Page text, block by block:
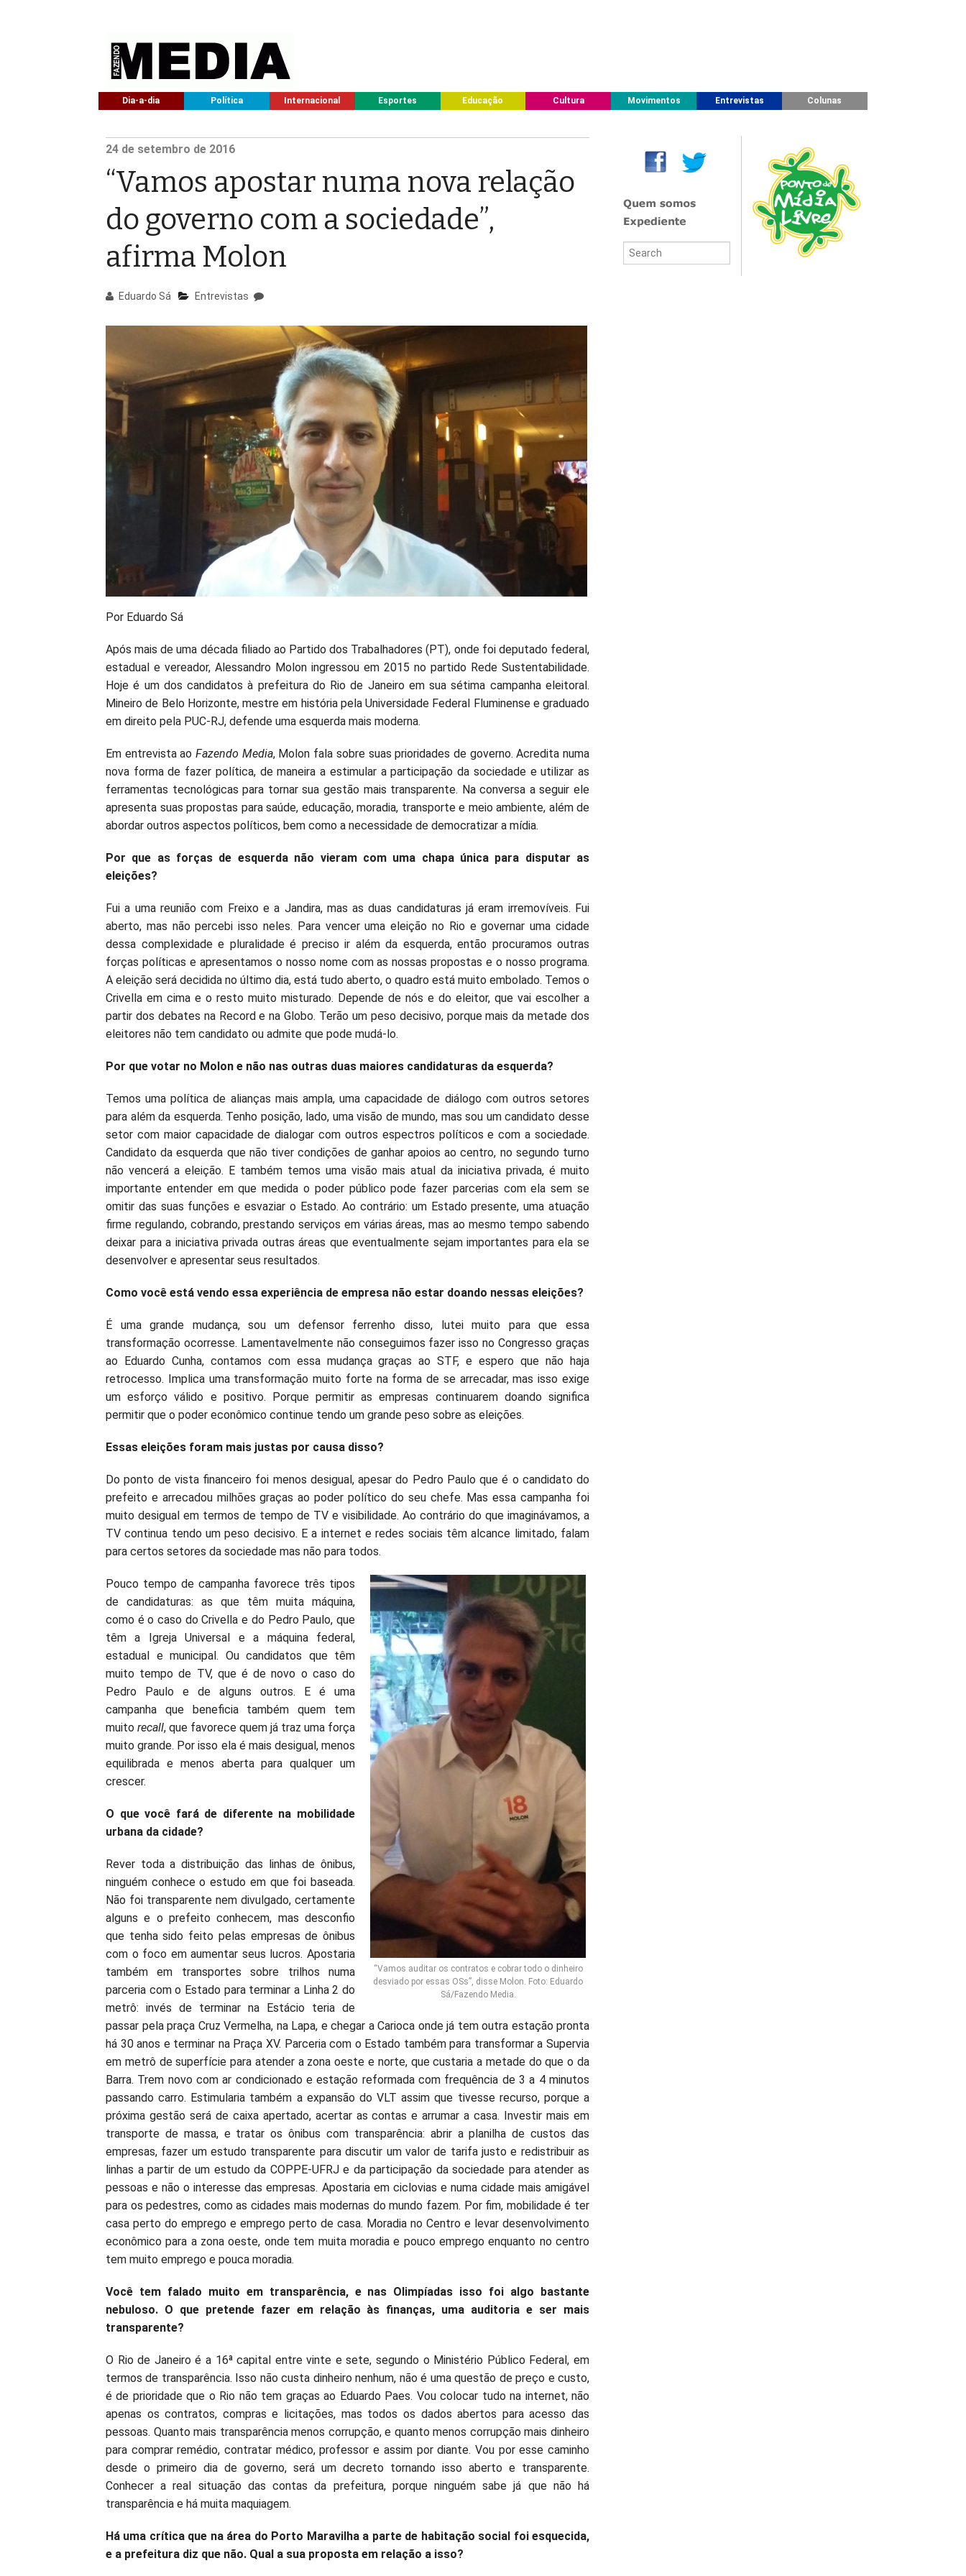
Dia-a-dia Política Internacional Esportes Educação Cultura Movimentos Entrevistas Colunas
24 de setembro de 2016
“Vamos apostar numa nova relação
do governo com a sociedade”,
afirma Molon
Eduardo Sá Entrevistas
Por Eduardo Sá
Após mais de uma década filiado ao Partido dos Trabalhadores (PT), onde foi deputado federal,
estadual e vereador, Alessandro Molon ingressou em 2015 no partido Rede Sustentabilidade.
Hoje é um dos candidatos à prefeitura do Rio de Janeiro em sua sétima campanha eleitoral.
Mineiro de Belo Horizonte, mestre em história pela Universidade Federal Fluminense e graduado
em direito pela PUC-RJ, defende uma esquerda mais moderna.
Em entrevista aoFazendo Media, Molon fala sobre suas prioridades de governo. Acredita numa
nova forma de fazer política, de maneira a estimular a participação da sociedade e utilizar as
ferramentas tecnológicas para tornar sua gestão mais transparente. Na conversa a seguir ele
apresenta suas propostas para saúde, educação, moradia, transporte e meio ambiente, além de
abordar outros aspectos políticos, bem como a necessidade de democratizar a mídia.
Por que as forças de esquerda não vieram com uma chapa única para disputar as
eleições?
Fui a uma reunião com Freixo e a Jandira, mas as duas candidaturas já eram irremovíveis. Fui
aberto, mas não percebi isso neles. Para vencer uma eleição no Rio e governar uma cidade
dessa complexidade e pluralidade é preciso ir além da esquerda, então procuramos outras
forças políticas e apresentamos o nosso nome com as nossas propostas e o nosso programa.
A eleição será decidida no último dia, está tudo aberto, o quadro está muito embolado. Temos o
Crivella em cima e o resto muito misturado. Depende de nós e do eleitor, que vai escolher a
partir dos debates na Record e na Globo. Terão um peso decisivo, porque mais da metade dos
eleitores não tem candidato ou admite que pode mudá-lo.
Por que votar no Molon e não nas outras duas maiores candidaturas da esquerda?
Temos uma política de alianças mais ampla, uma capacidade de diálogo com outros setores
para além da esquerda. Tenho posição, lado, uma visão de mundo, mas sou um candidato desse
setor com maior capacidade de dialogar com outros espectros políticos e com a sociedade.
Candidato da esquerda que não tiver condições de ganhar apoios ao centro, no segundo turno
não vencerá a eleição. E também temos uma visão mais atual da iniciativa privada, é muito
importante entender em que medida o poder público pode fazer parcerias com ela sem se
omitir das suas funções e esvaziar o Estado. Ao contrário: um Estado presente, uma atuação
firme regulando, cobrando, prestando serviços em várias áreas, mas ao mesmo tempo sabendo
deixar para a iniciativa privada outras áreas que eventualmente sejam importantes para ela se
desenvolver e apresentar seus resultados.
Como você está vendo essa experiência de empresa não estar doando nessas eleições?
É uma grande mudança, sou um defensor ferrenho disso, lutei muito para que essa
transformação ocorresse. Lamentavelmente não conseguimos fazer isso no Congresso graças
ao Eduardo Cunha, contamos com essa mudança graças ao STF, e espero que não haja
retrocesso. Implica uma transformação muito forte na forma de se arrecadar, mas isso exige
um esforço válido e positivo. Porque permitir as empresas continuarem doando significa
permitir que o poder econômico continue tendo um grande peso sobre as eleições.
Essas eleições foram mais justas por causa disso?
Do ponto de vista financeiro foi menos desigual, apesar do Pedro Paulo que é o candidato do
prefeito e arrecadou milhões graças ao poder político do seu chefe. Mas essa campanha foi
muito desigual em termos de tempo de TV e visibilidade. Ao contrário do que imaginávamos, a
TV continua tendo um peso decisivo. E a internet e redes sociais têm alcance limitado, falam
para certos setores da sociedade mas não para todos.
“Vamos auditar os contratos e cobrar todo o dinheiro
desviado por essas OSs”, disse Molon. Foto: Eduardo
Sá/Fazendo Media.
Pouco tempo de campanha favorece três tipos
de candidaturas: as que têm muita máquina,
como é o caso do Crivella e do Pedro Paulo, que
têm a Igreja Universal e a máquina federal,
estadual e municipal. Ou candidatos que têm
muito tempo de TV, que é de novo o caso do
Pedro Paulo e de alguns outros. E é uma
campanha que beneficia também quem tem
muito recall, que favorece quem já traz uma força
muito grande. Por isso ela é mais desigual, menos
equilibrada e menos aberta para qualquer um
crescer.
O que você fará de diferente na mobilidade
urbana da cidade?
Rever toda a distribuição das linhas de ônibus,
ninguém conhece o estudo em que foi baseada.
Não foi transparente nem divulgado, certamente
alguns e o prefeito conhecem, mas desconfio
que tenha sido feito pelas empresas de ônibus
com o foco em aumentar seus lucros. Apostaria
também em transportes sobre trilhos numa
parceria com o Estado para terminar a Linha 2 do
metrô: invés de terminar na Estácio teria de
passar pela praça Cruz Vermelha, na Lapa, e chegar a Carioca onde já tem outra estação pronta
há 30 anos e terminar na Praça XV. Parceria com o Estado também para transformar a Supervia
em metrô de superfície para atender a zona oeste e norte, que custaria a metade do que o da
Barra. Trem novo com ar condicionado e estação reformada com frequência de 3 a 4 minutos
passando carro. Estimularia também a expansão do VLT assim que tivesse recurso, porque a
próxima gestão será de caixa apertado, acertar as contas e arrumar a casa. Investir mais em
transporte de massa, e tratar os ônibus com transparência: abrir a planilha de custos das
empresas, fazer um estudo transparente para discutir um valor de tarifa justo e redistribuir as
linhas a partir de um estudo da COPPE-UFRJ e da participação da sociedade para atender as
pessoas e não o interesse das empresas. Apostaria em ciclovias e numa cidade mais amigável
para os pedestres, como as cidades mais modernas do mundo fazem. Por fim, mobilidade é ter
casa perto do emprego e emprego perto de casa. Moradia no Centro e levar desenvolvimento
econômico para a zona oeste, onde tem muita moradia e pouco emprego enquanto no centro
tem muito emprego e pouca moradia.
Você tem falado muito em transparência, e nas Olimpíadas isso foi algo bastante
nebuloso. O que pretende fazer em relação às finanças, uma auditoria e ser mais
transparente?
O Rio de Janeiro é a 16ª capital entre vinte e sete, segundo o Ministério Público Federal, em
termos de transparência. Isso não custa dinheiro nenhum, não é uma questão de preço e custo,
é de prioridade que o Rio não tem graças ao Eduardo Paes. Vou colocar tudo na internet, não
apenas os contratos, compras e licitações, mas todos os dados abertos para acesso das
pessoas. Quanto mais transparência menos corrupção, e quanto menos corrupção mais dinheiro
para comprar remédio, contratar médico, professor e assim por diante. Vou por esse caminho
desde o primeiro dia de governo, será um decreto tornando isso aberto e transparente.
Conhecer a real situação das contas da prefeitura, porque ninguém sabe já que não há
transparência e há muita maquiagem.
Há uma crítica que na área do Porto Maravilha a parte de habitação social foi esquecida,
e a prefeitura diz que não. Qual a sua proposta em relação a isso?